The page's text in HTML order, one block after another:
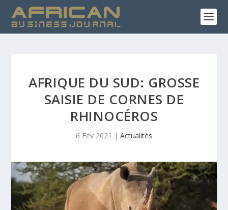
AFRIQUE DU SUD: GROSSE
SAISIE DE CORNES DE
RHINOCÉROS
6 Fév 2021 | Actualités